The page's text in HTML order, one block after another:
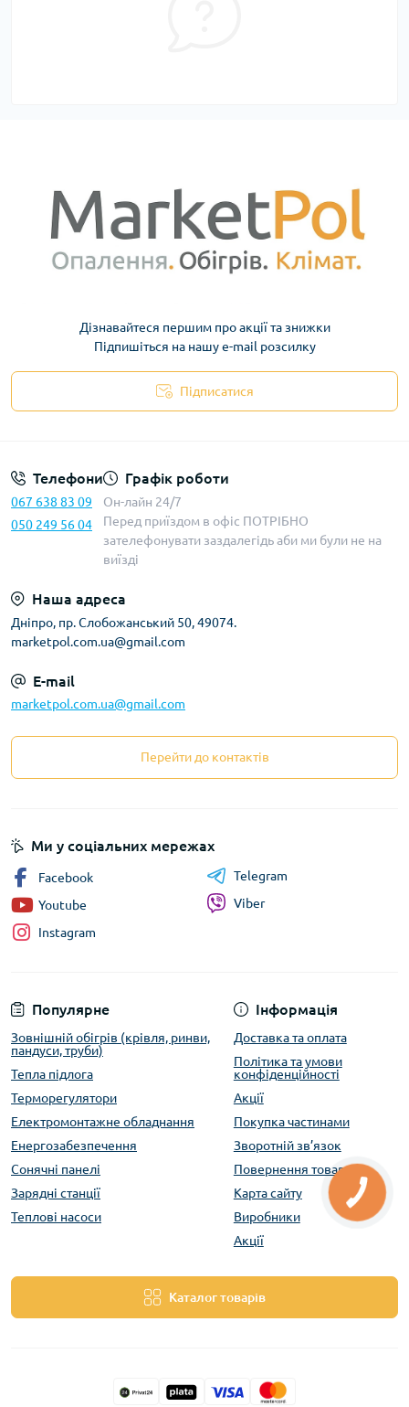
Дізнавайтеся першим про акції та знижки
Підпишіться на нашу e-mail розсилку
Підписатися
Телефони
067 638 83 09
050 249 56 04
Графік роботи
Он-лайн 24/7
Перед приїздом в офіс ПОТРІБНО
зателефонувати заздалегідь аби ми були не на
виїзді
Наша адреса
Дніпро, пр. Слобожанський 50, 49074.
marketpol.com.ua@gmail.com
E-mail
marketpol.com.ua@gmail.com
Перейти до контактів
Популярне
Зовнішній обігрів (крівля, ринви,
пандуси, труби)
Тепла підлога
Терморегулятори
Електромонтажне обладнання
Енергозабезпечення
Сонячні панелі
Зарядні станції
Теплові насоси
Інформація
Доставка та оплата
Політика та умови
конфіденційності
Акції
Покупка частинами
Зворотній зв’язок
Повернення товару
Карта сайту
Виробники
Акції
Каталог товарів
Ми у соціальних мережах
Facebook
Youtube
Instagram
Telegram
Viber